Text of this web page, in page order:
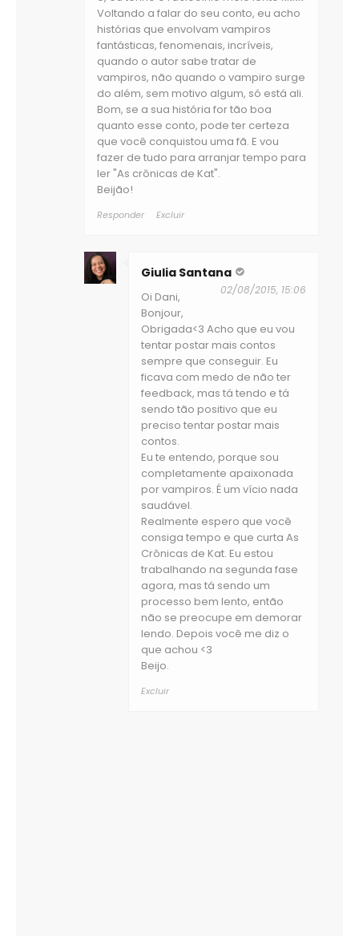
Voltando a falar do seu conto, eu acho
histórias que envolvam vampiros
fantásticas, fenomenais, incríveis,
quando o autor sabe tratar de
vampiros, não quando o vampiro surge
do além, sem motivo algum, só está ali.
Bom, se a sua história for tão boa
quanto esse conto, pode ter certeza
que você conquistou uma fã. E vou
fazer de tudo para arranjar tempo para
ler "As crônicas de Kat".
Beijão!
Responder Excluir
Giulia Santana
02/08/2015, 15:06
Oi Dani,
Bonjour,
Obrigada<3 Acho que eu vou
tentar postar mais contos
sempre que conseguir. Eu
ficava com medo de não ter
feedback, mas tá tendo e tá
sendo tão positivo que eu
preciso tentar postar mais
contos.
Eu te entendo, porque sou
completamente apaixonada
por vampiros. É um vício nada
saudável.
Realmente espero que você
consiga tempo e que curta As
Crônicas de Kat. Eu estou
trabalhando na segunda fase
agora, mas tá sendo um
processo bem lento, então
não se preocupe em demorar
lendo. Depois você me diz o
que achou <3
Beijo.
Excluir